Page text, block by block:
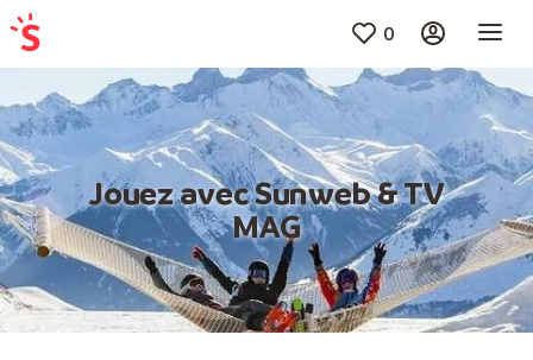
0
Jouez avec Sunweb & TV
MAG